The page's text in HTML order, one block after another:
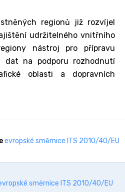
regionů již rozvíjel
udržitelného vnitřního
nástroj pro přípravu
dat na podporu rozhodnutí
oblasti a dopravních
evropské směrnice ITS 2010/40/EU
směrnice ITS 2010/40/EU